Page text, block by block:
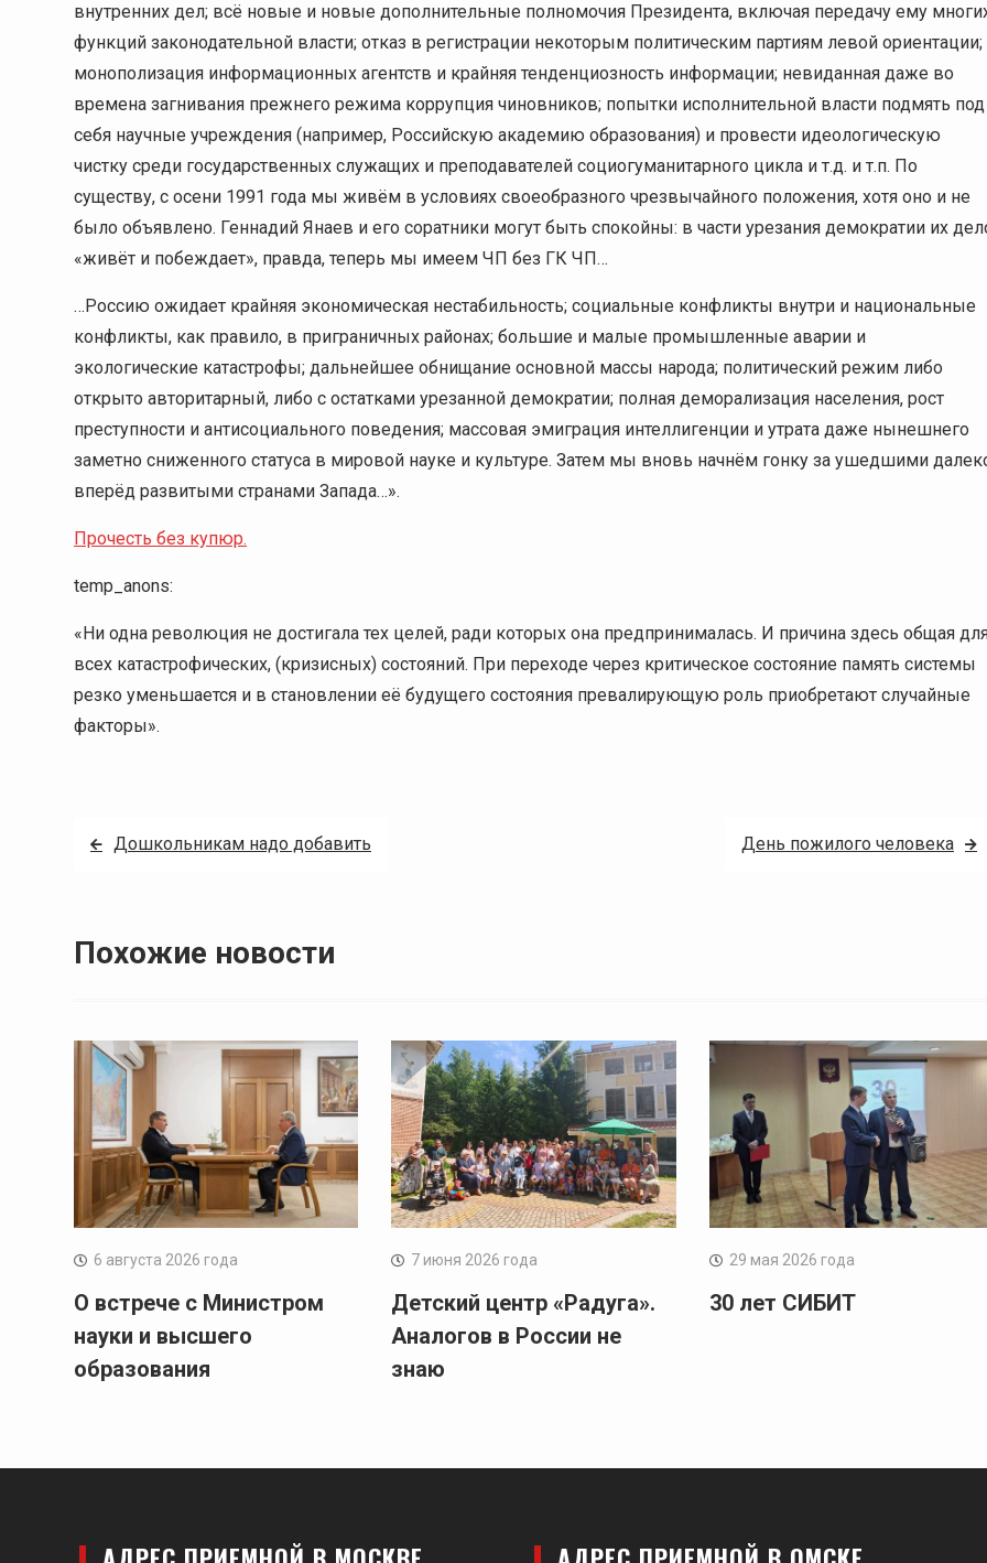
внутренних дел; всё новые и новые дополнительные полномочия Президента, включая передачу ему
функций законодательной власти; отказ в регистрации некоторым политическим партиям левой ориентации;
монополизация информационных агентств и крайняя тенденциозность информации; невиданная даже во
времена загнивания прежнего режима коррупция чиновников; попытки исполнительной власти подмять под
себя научные учреждения (например, Российскую академию образования) и провести идеологическую
чистку среди государственных служащих и преподавателей социогуманитарного цикла и т.д. и т.п. По
существу, с осени 1991 года мы живём в условиях своеобразного чрезвычайного положения, хотя оно и не
было объявлено. Геннадий Янаев и его соратники могут быть спокойны: в части урезания демократии их
«живёт и побеждает», правда, теперь мы имеем ЧП без ГК ЧП…
…Россию ожидает крайняя экономическая нестабильность; социальные конфликты внутри и национальные
конфликты, как правило, в приграничных районах; большие и малые промышленные аварии и
экологические катастрофы; дальнейшее обнищание основной массы народа; политический режим либо
открыто авторитарный, либо с остатками урезанной демократии; полная деморализация населения, рост
преступности и антисоциального поведения; массовая эмиграция интеллигенции и утрата даже нынешнего
заметно сниженного статуса в мировой науке и культуре. Затем мы вновь начнём гонку за ушедшими
вперёд развитыми странами Запада…».
Прочесть без купюр.
temp_anons:
«Ни одна революция не достигала тех целей, ради которых она предпринималась. И причина здесь общая
всех катастрофических, (кризисных) состояний. При переходе через критическое состояние память системы
резко уменьшается и в становлении её будущего состояния превалирующую роль приобретают случайные
факторы».
Навигация
записям
Дошкольникам надо добавить День пожилого человека
Похожие новости
6 августа 2026 года
О встрече с Министром
науки и высшего
образования
7 июня 2026 года
Детский центр «Радуга».
Аналогов в России не
знаю
29 мая 2026 года
30 лет СИБИТ